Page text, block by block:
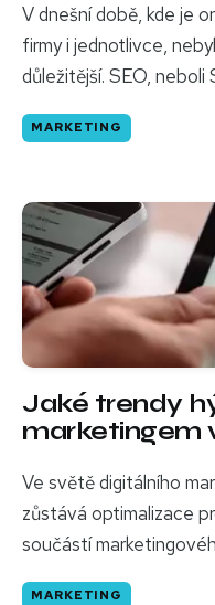
V dnešní době, kde je
firmy i jednotlivce,
důležitější. SEO, neboli
MARKETING
Jaké trendy
marketingem
Ve světě digitálního
zůstává optimalizace
součástí
MARKETING